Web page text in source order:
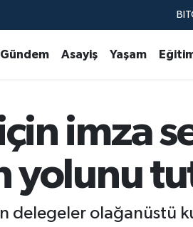
GRAM
Gündem Asayiş Yaşam
imza
yolunu
delegeler olağanüstü